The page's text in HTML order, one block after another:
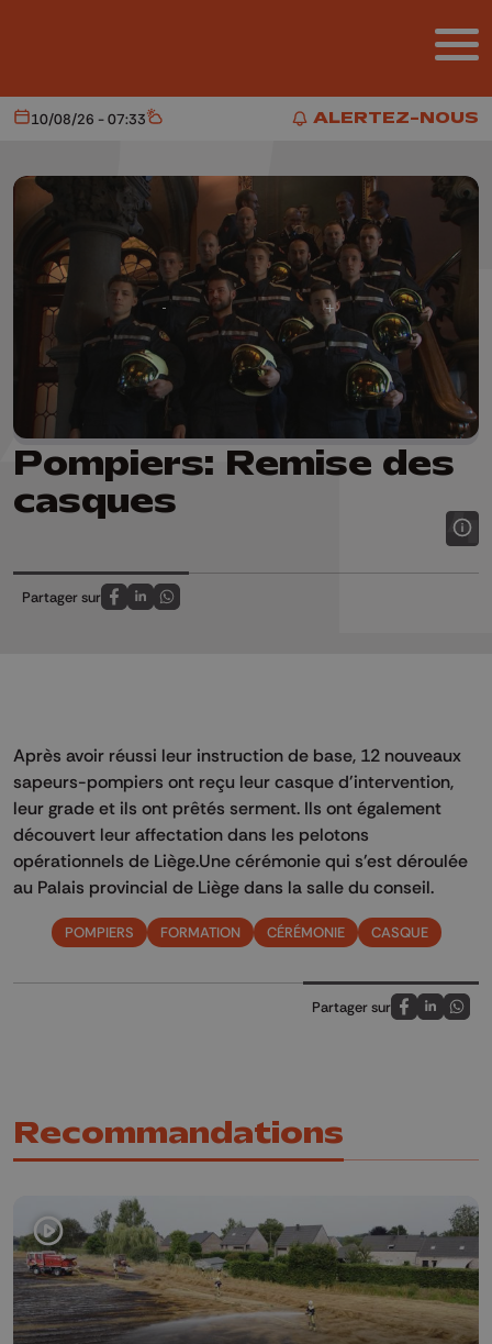
ALERTEZ-NOUS
ALERTEZ-NOUS
Aujourd'hui
10/08/26 - 07:33 Météo
Pompiers: Remise des
casques
Partager sur
Partagez sur FaceBook
Partagez sur LinkedIn
Partagez sur Whatsapp
Après avoir réussi leur instruction de base, 12 nouveaux
sapeurs-pompiers ont reçu leur casque d'intervention,
leur grade et ils ont prêtés serment. Ils ont également
découvert leur affectation dans les pelotons
opérationnels de Liège.Une cérémonie qui s'est déroulée
au Palais provincial de Liège dans la salle du conseil.
POMPIERS FORMATION CÉRÉMONIE CASQUE
Partager sur
Partagez sur
Partagez
Recommandations